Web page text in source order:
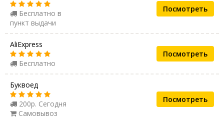
Бесплатно в
пункт выдачи
Посмотреть
AliExpress
Бесплатно
Посмотреть
Буквоед
200р. Сегодня
Самовывоз
Посмотреть